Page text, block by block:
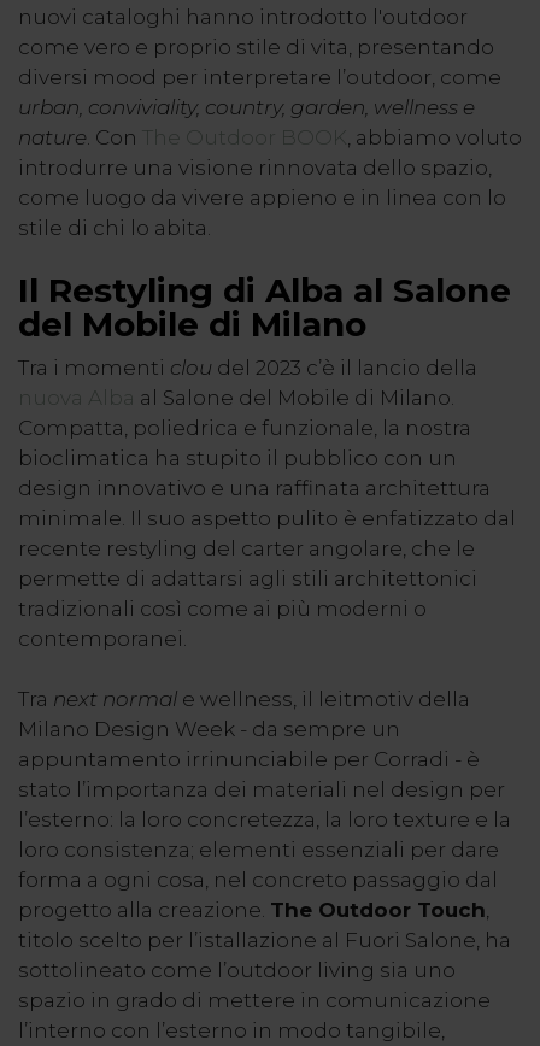
nuovi cataloghi hanno introdotto l'outdoor
come vero e proprio stile di vita, presentando
diversi mood per interpretare l’outdoor, come
urban, conviviality, country, garden, wellness e
nature . Con The Outdoor BOOK
, abbiamo voluto
introdurre una visione rinnovata dello spazio,
come luogo da vivere appieno e in linea con lo
stile di chi lo abita.
Il Restyling di Alba al Salone
del Mobile di Milano
Tra i momenti clou del 2023 c’è il lancio della
nuova Alba al Salone del Mobile di Milano.
Compatta, poliedrica e funzionale, la nostra
bioclimatica ha stupito il pubblico con un
design innovativo e una raffinata architettura
minimale. Il suo aspetto pulito è enfatizzato dal
recente restyling del carter angolare, che le
permette di adattarsi agli stili architettonici
tradizionali così come ai più moderni o
contemporanei.
Tra next normal e wellness, il leitmotiv della
Milano Design Week - da sempre un
appuntamento irrinunciabile per Corradi - è
stato l’importanza dei materiali nel design per
l’esterno: la loro concretezza, la loro texture e la
loro consistenza; elementi essenziali per dare
forma a ogni cosa, nel concreto passaggio dal
progetto alla creazione. The Outdoor Touch
titolo scelto per l’istallazione al Fuori Salone, ha
sottolineato come l’outdoor living sia uno
spazio in grado di mettere in comunicazione
l’interno con l’esterno in modo tangibile,